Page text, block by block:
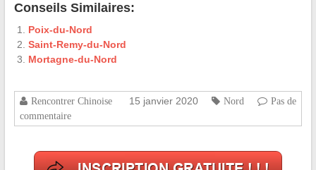
Conseils Similaires:
Poix-du-Nord
Saint-Remy-du-Nord
Mortagne-du-Nord
Rencontrer Chinoise 15 janvier 2020 Nord
Pas de
commentaire